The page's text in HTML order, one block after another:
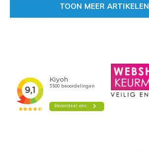
TOON MEER ARTIKELEN